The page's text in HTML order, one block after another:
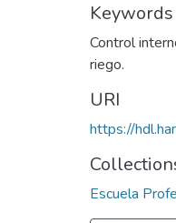
Keywords
Control
riego.
URI
https://
Escuela